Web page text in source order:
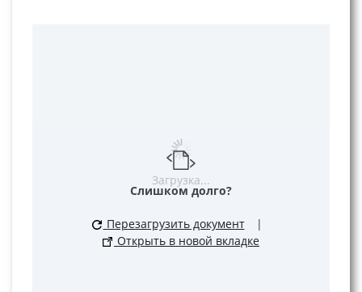
Загрузка...
Слишком долго?
Перезагрузить документ
|
Открыть в новой вкладке